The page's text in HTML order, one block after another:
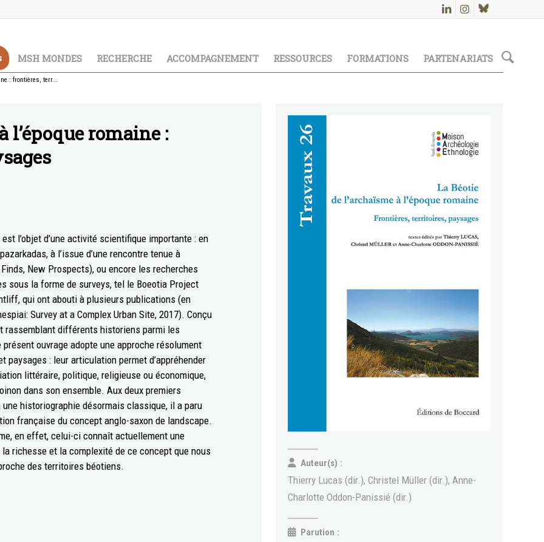
MSH MONDES RECHERCHE ACCOMPAGNEMENT RESSOURCES FORMATIONS PARTENARIATS
: frontières, terr...
l’époque romaine :
l’objet d’une activité scientifique importante : en
à l’issue d’une rencontre tenue à
New Prospects), ou encore les recherches
sous la forme de surveys, tel le Boeotia Project
qui ont abouti à plusieurs publications (en
Survey at a Complex Urban Site, 2017). Conçu
rassemblant différents historiens parmi les
ouvrage adopte une approche résolument
: leur articulation permet d’appréhender
littéraire, politique, religieuse ou économique,
dans son ensemble. Aux deux premiers
historiographie désormais classique, il a paru
française du concept anglo-saxon de landscape.
en effet, celui-ci connaît actuellement une
la richesse et la complexité de ce concept que nous
des territoires béotiens.
Auteur(s) :
Thierry Lucas (dir.), Christel Müller (dir.), Anne-
Charlotte Oddon-Panissié (dir.)
Parution :